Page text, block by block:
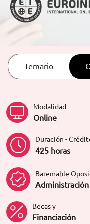
ARTÍCULOS
Temario
Modalidad
Online
Duración -
425 horas
Baremable
Becas y
Financiación